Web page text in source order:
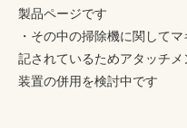
製品ページです
・その中の掃除機に関して
記されているためアタッチ
装置の併用を検討中です